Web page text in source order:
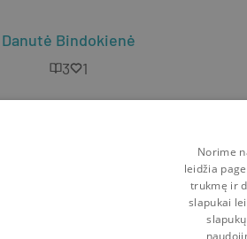
Danutė Bindokienė
3
1
Norime
leidžia
trukmę ir
slapukai